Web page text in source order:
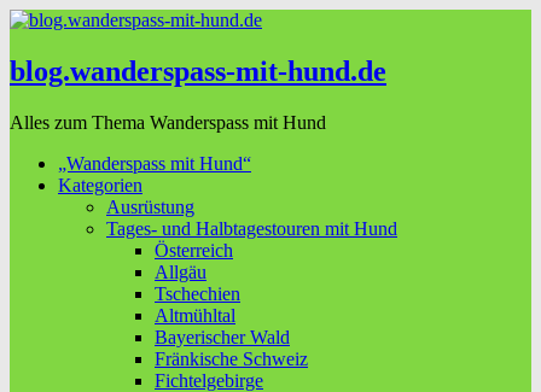
blog.wanderspass-mit-hund.de
Alles zum Thema Wanderspass mit Hund
„Wanderspass mit Hund“
Kategorien
Ausrüstung
Tages- und Halbtagestouren mit Hund
Österreich
Allgäu
Tschechien
Altmühltal
Bayerischer Wald
Fränkische Schweiz
Fichtelgebirge